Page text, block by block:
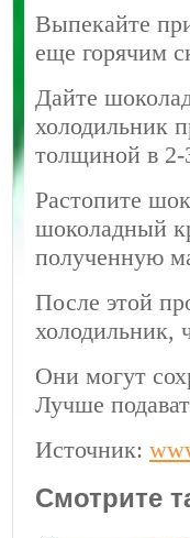
Выпекайте
еще горячим
Дайте
холодильник
толщиной в
Растопите
шоколадный
полученную
После этой
холодильник,
Они могут
Лучше
Источник:
Смотрите